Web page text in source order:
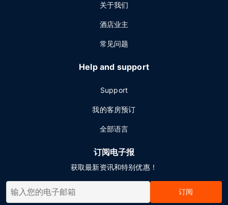
关于我们
酒店业主
常见问题
Help and support
Support
我的客房预订
全部语言
订阅电子报
获取最新资讯和特别优惠！
订阅